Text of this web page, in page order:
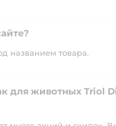
названием товара.
для животных Triol